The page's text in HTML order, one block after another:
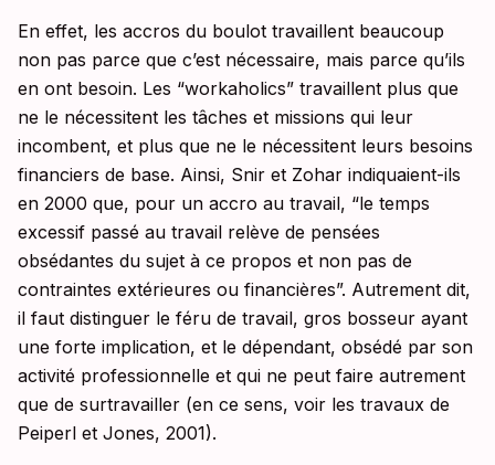
En effet, les accros du boulot travaillent beaucoup
non pas parce que c’est nécessaire, mais parce qu’ils
en ont besoin. Les “workaholics” travaillent plus que
ne le nécessitent les tâches et missions qui leur
incombent, et plus que ne le nécessitent leurs besoins
financiers de base. Ainsi, Snir et Zohar indiquaient-ils
en 2000 que, pour un accro au travail, “le temps
excessif passé au travail relève de pensées
obsédantes du sujet à ce propos et non pas de
contraintes extérieures ou financières”. Autrement dit,
il faut distinguer le féru de travail, gros bosseur ayant
une forte implication, et le dépendant, obsédé par son
activité professionnelle et qui ne peut faire autrement
que de surtravailler (en ce sens, voir les travaux de
Peiperl et Jones, 2001).